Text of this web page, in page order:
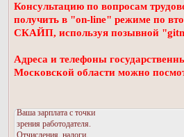
Консультацию по вопросам
получить в "on-line" режиме по
СКАЙП, используя позывной
Адреса и телефоны
Московской области можно
Ваша зарплата с точки
зрения работодателя.
Отчисления, налоги.